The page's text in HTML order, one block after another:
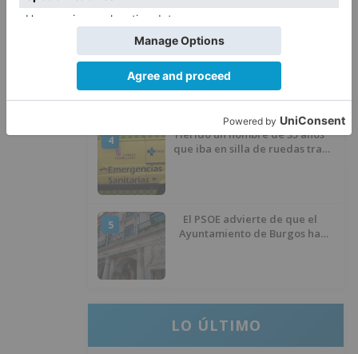
Burgos
3
Seis proyectos de Burgos
recibirán 7,5 millones de euros
para impulsar plantas solares
4
Herido un hombre de 35 años
que iba en silla de ruedas tras
5
El PSOE advierte de que el
Ayuntamiento de Burgos ha
LO ÚLTIMO